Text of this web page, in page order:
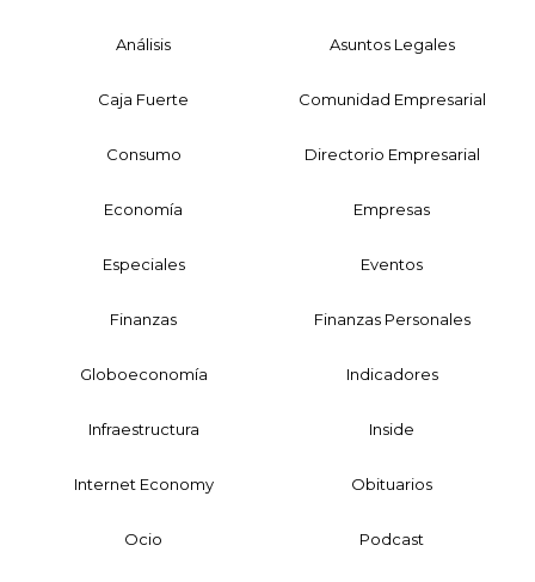
Análisis Asuntos Legales
Caja Fuerte Comunidad Empresarial
Consumo Directorio Empresarial
Economía Empresas
Especiales Eventos
Finanzas Finanzas Personales
Globoeconomía Indicadores
Infraestructura Inside
Internet Economy Obituarios
Ocio Podcast